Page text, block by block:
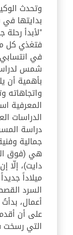
وتحدث
بدايتها في
"لأبدأ رحلة
فتغذي كل
في
شمس
بأهمية أن
واتجاهاته
المعرفية
الدراسات
دراسة
جمالية
هي (فوق
دايت)، إلّا
ميلاداً
السرد
أعمال،
على أن
التي رسخت